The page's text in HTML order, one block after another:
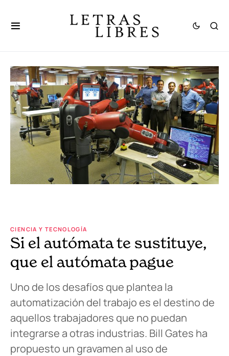
CIENCIA Y TECNOLOGÍA
Si el autómata te sustituye,
que el autómata pague
Uno de los desafíos que plantea la
automatización del trabajo es el destino de
aquellos trabajadores que no puedan
integrarse a otras industrias. Bill Gates ha
propuesto un gravamen al uso de